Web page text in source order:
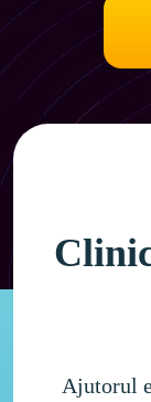
Ajutorul